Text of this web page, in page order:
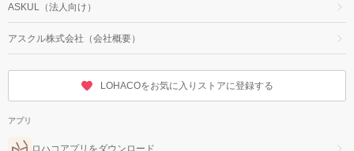
ASKUL（法人向け）
アスクル株式会社（会社概要）
LOHACOをお気に入りストアに登録する
アプリ
ロハコアプリをダウンロード